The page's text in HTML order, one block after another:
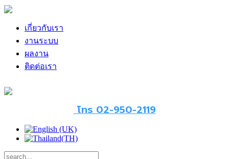
เกี่ยวกับเรา
งานระบบ
ผลงาน
ติดต่อเรา
โทร 02-950-2119